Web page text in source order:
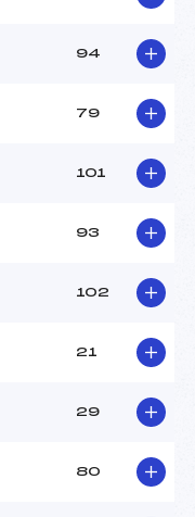
94
79
101
93
102
21
29
80